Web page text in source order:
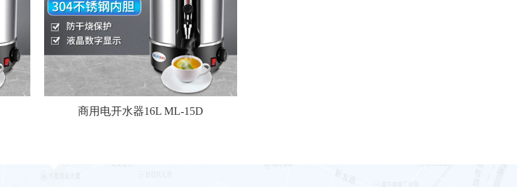
商用电开水器16L ML-15D